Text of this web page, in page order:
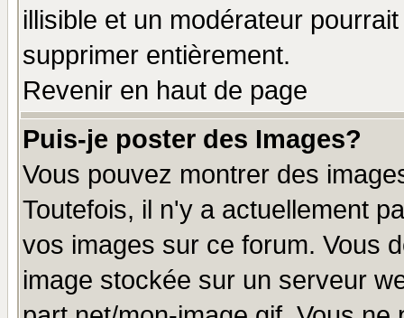
illisible et un modérateur
supprimer entièrement.
Revenir en haut de page
Puis-je poster des Images?
Vous pouvez montrer des
Toutefois, il n'y a actuellement
vos images sur ce forum. Vous
image stockée sur un serveur